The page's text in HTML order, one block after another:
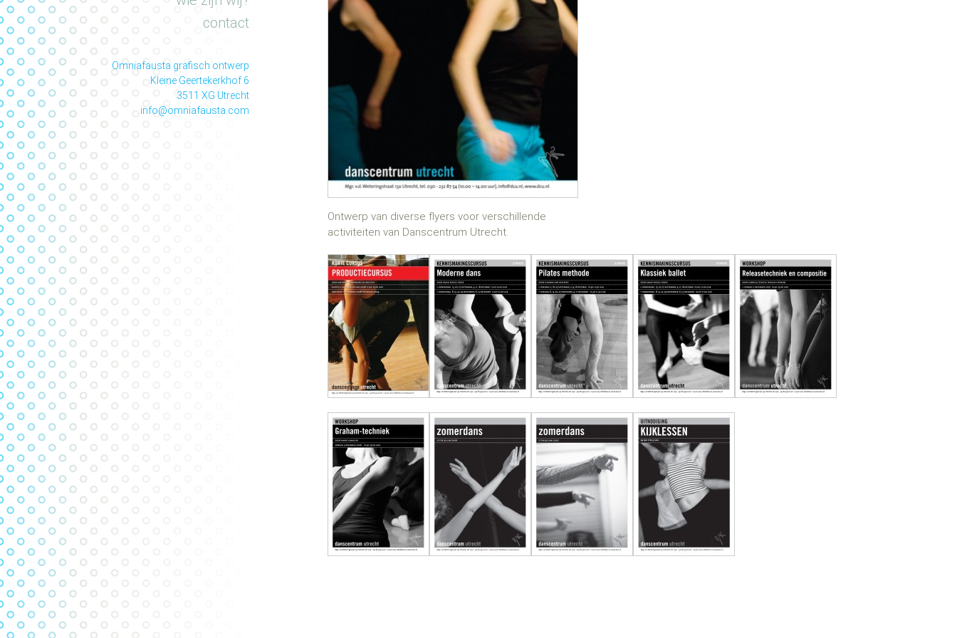
contact
Omniafausta grafisch ontwerp
Kleine Geertekerkhof 6
3511 XG Utrecht
info@omniafausta.com
Ontwerp van diverse flyers voor verschillende
activiteiten van Danscentrum Utrecht.